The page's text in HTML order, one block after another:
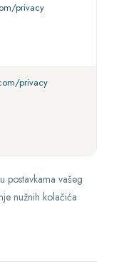
privacy
privacy
postavkama vašeg
nužnih kolačića